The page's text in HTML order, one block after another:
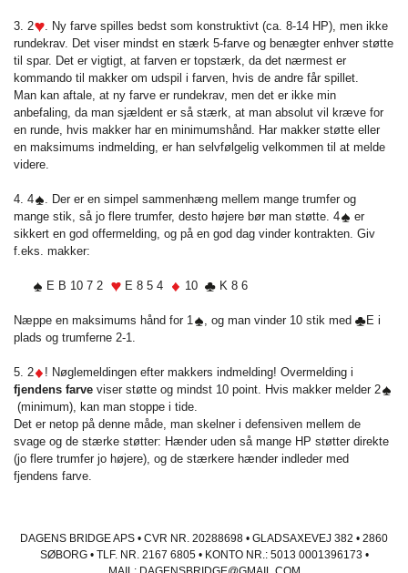
3. 2
. Ny farve spilles bedst som konstruktivt (ca. 8-14 HP), men ikke
rundekrav. Det viser mindst en stærk 5-farve og benægter enhver støtte
til spar. Det er vigtigt, at farven er topstærk, da det nærmest er
kommando til makker om udspil i farven, hvis de andre får spillet.
Man kan aftale, at ny farve er rundekrav, men det er ikke min
anbefaling, da man sjældent er så stærk, at man absolut vil kræve for
en runde, hvis makker har en minimumshånd. Har makker støtte eller
en maksimums indmelding, er han selvfølgelig velkommen til at melde
videre.
4. 4
. Der er en simpel sammenhæng mellem mange trumfer og
mange stik, så jo flere trumfer, desto højere bør man støtte. 4
er
sikkert en god offermelding, og på en god dag vinder kontrakten. Giv
f.eks. makker:
E B 10 7 2 E 8 5 4 10 K 8 6
Næppe en maksimums hånd for 1 , og man vinder 10 stik med
E i
plads og trumferne 2-1.
5. 2
! Nøglemeldingen efter makkers indmelding! Overmelding i
fjendens farve viser støtte og mindst 10 point. Hvis makker melder 2
(minimum), kan man stoppe i tide.
Det er netop på denne måde, man skelner i defensiven mellem de
svage og de stærke støtter: Hænder uden så mange HP støtter direkte
(jo flere trumfer jo højere), og de stærkere hænder indleder med
fjendens farve.
DAGENS BRIDGE APS • CVR NR. 20288698 • GLADSAXEVEJ 382 • 2860
SØBORG • TLF. NR. 2167 6805 • KONTO NR.: 5013 0001396173 •